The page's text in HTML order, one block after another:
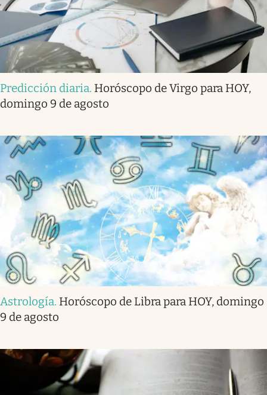
Predicción diaria. Horóscopo de Virgo para HOY,
domingo 9 de agosto
Astrología. Horóscopo de Libra para HOY, domingo
9 de agosto